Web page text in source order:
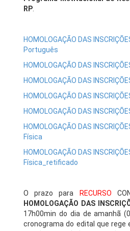
RP
HOMOLOGAÇÃO DAS
Português
HOMOLOGAÇÃO DAS
HOMOLOGAÇÃO DAS
HOMOLOGAÇÃO DAS
HOMOLOGAÇÃO DAS
HOMOLOGAÇÃO DAS
Física
HOMOLOGAÇÃO DAS
Física_retificado
O prazo para RECURSO
HOMOLOGAÇÃO DAS
17h00min do dia de amanhã
cronograma do edital que